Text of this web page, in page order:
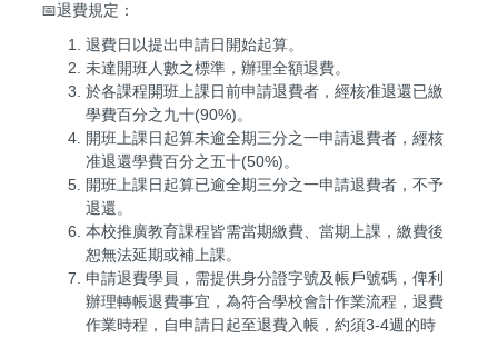
📅退費規定：
退費日以提出申請日開始起算。
未達開班人數之標準，辦理全額退費。
於各課程開班上課日前申請退費者，經核准退還已繳
學費百分之九十(90%)。
開班上課日起算未逾全期三分之一申請退費者，經核
准退還學費百分之五十(50%)。
開班上課日起算已逾全期三分之一申請退費者，不予
退還。
本校推廣教育課程皆需當期繳費、當期上課，繳費後
恕無法延期或補上課。
申請退費學員，需提供身分證字號及帳戶號碼，俾利
辦理轉帳退費事宜，為符合學校會計作業流程，退費
作業時程，自申請日起至退費入帳，約須3-4週的時